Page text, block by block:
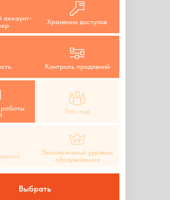
аккаунт-
Хранение доступов
Контроль продлений
Тим-лид
Эксклюзивный уровень
обслуживания
Выбрать